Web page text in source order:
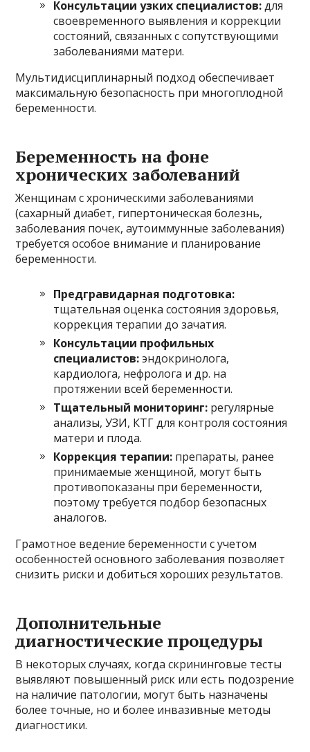
Консультации узких специалистов:для
своевременного выявления и коррекции
состояний, связанных с сопутствующими
заболеваниями матери.
Мультидисциплинарный подход обеспечивает
максимальную безопасность при многоплодной
беременности.
Беременность на фоне
хронических заболеваний
Женщинам с хроническими заболеваниями
(сахарный диабет, гипертоническая болезнь,
заболевания почек, аутоиммунные заболевания)
требуется особое внимание и планирование
беременности.
Предгравидарная подготовка:
тщательная оценка состояния здоровья,
коррекция терапии до зачатия.
Консультации профильных
специалистов:эндокринолога,
кардиолога, нефролога и др. на
протяжении всей беременности.
Тщательный мониторинг: регулярные
анализы, УЗИ, КТГ для контроля состояния
матери и плода.
Коррекция терапии: препараты, ранее
принимаемые женщиной, могут быть
противопоказаны при беременности,
поэтому требуется подбор безопасных
аналогов.
Грамотное ведение беременности с учетом
особенностей основного заболевания позволяет
снизить риски и добиться хороших результатов.
Дополнительные
диагностические процедуры
В некоторых случаях, когда скрининговые тесты
выявляют повышенный риск или есть подозрение
на наличие патологии, могут быть назначены
более точные, но и более инвазивные методы
диагностики.